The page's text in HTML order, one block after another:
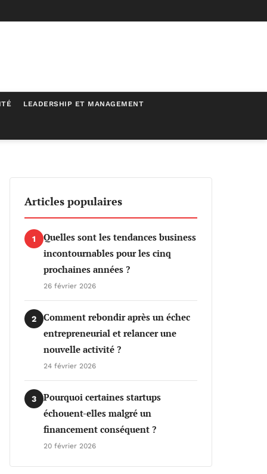
LEADERSHIP ET MANAGEMENT
Articles populaires
1
Quelles sont les tendances business
incontournables pour les cinq
prochaines années ?
26 février 2026
2
Comment rebondir après un échec
entrepreneurial et relancer une
nouvelle activité ?
24 février 2026
3
Pourquoi certaines startups
échouent-elles malgré un
financement conséquent ?
20 février 2026